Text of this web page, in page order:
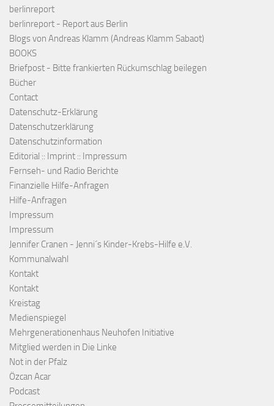
berlinreport
berlinreport - Report aus Berlin
Blogs von Andreas Klamm (Andreas Klamm Sabaot)
BOOKS
Briefpost - Bitte frankierten Rückumschlag beilegen
Bücher
Contact
Datenschutz-Erklärung
Datenschutzerklärung
Datenschutzinformation
Editorial :: Imprint :: Impressum
Fernseh- und Radio Berichte
Finanzielle Hilfe-Anfragen
Hilfe-Anfragen
Impressum
Impressum
Jennifer Cranen - Jenni´s Kinder-Krebs-Hilfe e.V.
Kommunalwahl
Kontakt
Kontakt
Kreistag
Medienspiegel
Mehrgenerationenhaus Neuhofen Initiative
Mitglied werden in Die Linke
Not in der Pfalz
Özcan Acar
Podcast